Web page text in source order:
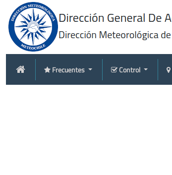
Frecuentes Control